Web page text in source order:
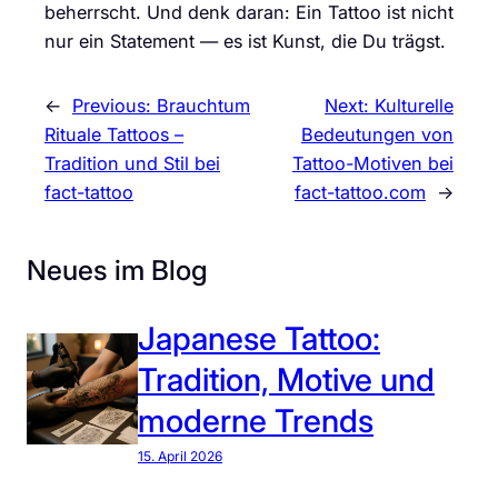
beherrscht. Und denk daran: Ein Tattoo ist nicht
nur ein Statement — es ist Kunst, die Du trägst.
← Previous: Brauchtum
Rituale Tattoos –
Tradition und Stil bei
fact-tattoo
Next: Kulturelle
Bedeutungen von
Tattoo-Motiven bei
fact-tattoo.com
→
Neues im Blog
Japanese Tattoo:
Tradition, Motive und
moderne Trends
15. April 2026